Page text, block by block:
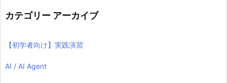
カテゴリー アーカイブ
【初学者向け】実践演習
AI / AI Agent